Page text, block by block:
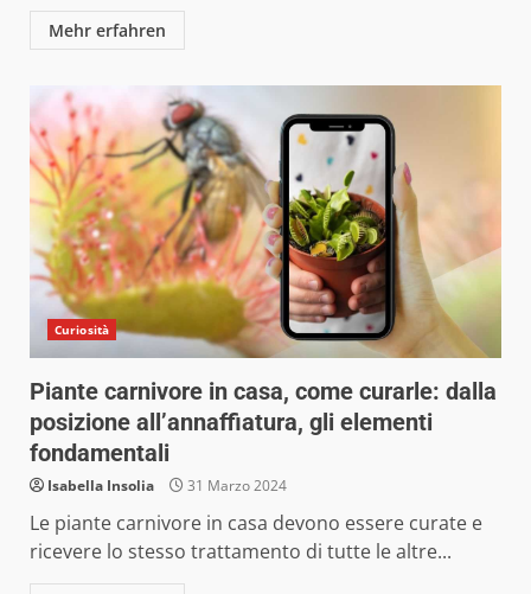
Mehr erfahren
Curiosità
Piante carnivore in casa, come curarle: dalla
posizione all’annaffiatura, gli elementi
fondamentali
Isabella Insolia 31 Marzo 2024
Le piante carnivore in casa devono essere curate e
ricevere lo stesso trattamento di tutte le altre...